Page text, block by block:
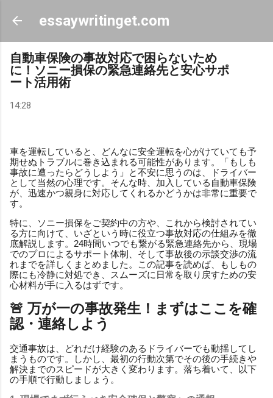
スキップしてメイン コンテンツに移動
essaywritinget.com
自動車保険の事故対応で困らないため
に！ソニー損保の緊急連絡先と安心サポ
ート活用術
14:28
車を運転していると、どんなに安全運転を心がけていても予
期せぬトラブルに巻き込まれる可能性があります。「もしも
事故に遭ったらどうしよう」と不安に思うのは、ドライバー
として当然の心理です。そんな時、加入している自動車保険
が、迅速かつ親身に対応してくれるかどうかは非常に重要で
す。
特に、ソニー損保をご契約中の方や、これから検討されてい
る方に向けて、いざという時に役立つ事故対応の仕組みを徹
底解説します。24時間いつでも繋がる緊急連絡先から、現場
でのプロによるサポート体制、そして事故後の示談交渉の流
れまでを詳しくまとめました。この記事を読めば、もしもの
際にも冷静に対処でき、スムーズに日常を取り戻すための安
心材料が手に入るはずです。
🚨 万が一の事故発生！まずはここを確
認・連絡しよう
交通事故は、どれだけ経験のあるドライバーでも動揺してし
まうものです。しかし、最初の行動次第でその後の手続きや
解決までのスピードが大きく変わります。落ち着いて、以下
の手順で行動しましょう。